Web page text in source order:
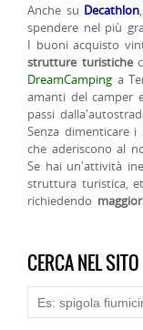
Anche su Decathlon
spendere nel più
I buoni acquisto
strutture turistiche
DreamCamping a
amanti del camper
passi
Senza dimenticare i
che aderiscono al
Se hai un'attività
struttura turistica,
richiedendo
CERCA NEL SITO